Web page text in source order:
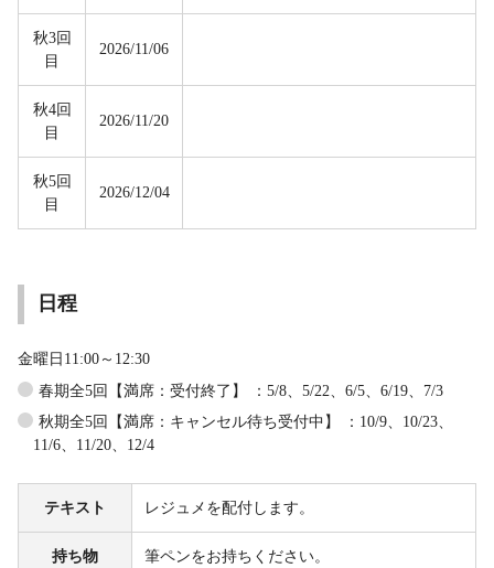
秋3回
目
2026/11/06
秋4回
目
2026/11/20
秋5回
目
2026/12/04
日程
金曜日11:00～12:30
春期全5回【満席：受付終了】 ：5/8、5/22、6/5、6/19、7/3
秋期全5回【満席：キャンセル待ち受付中】 ：10/9、10/23、
11/6、11/20、12/4
テキスト レジュメを配付します。
持ち物 筆ペンをお持ちください。